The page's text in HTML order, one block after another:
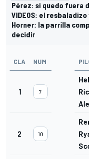
Pérez: si quedo fuera
VIDEOS: el
Horner: la parrilla
decidir
CLA NUM
1 7
2 10